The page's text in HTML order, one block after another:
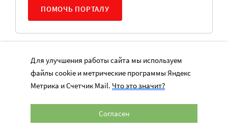
ПОМОЧЬ ПОРТАЛУ
Наши статьи и новости в Max. Подпишитесь
Для улучшения работы сайта мы используем
файлы cookie и метрические программы Яндекс
Метрика и Счетчик Mail. Что это значит?
Согласен